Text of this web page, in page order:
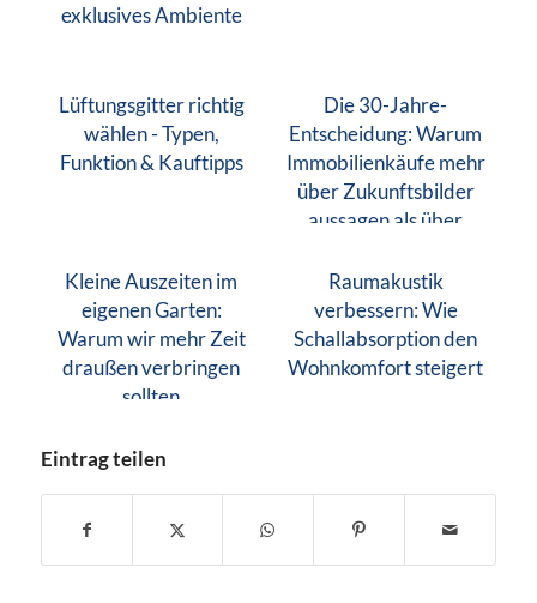
exklusives Ambiente
Lüftungsgitter richtig
wählen - Typen,
Funktion & Kauftipps
Die 30-Jahre-
Entscheidung: Warum
Immobilienkäufe mehr
über Zukunftsbilder
aussagen als über
Kleine Auszeiten im
eigenen Garten:
Warum wir mehr Zeit
draußen verbringen
sollten
Raumakustik
verbessern: Wie
Schallabsorption den
Wohnkomfort steigert
Eintrag teilen